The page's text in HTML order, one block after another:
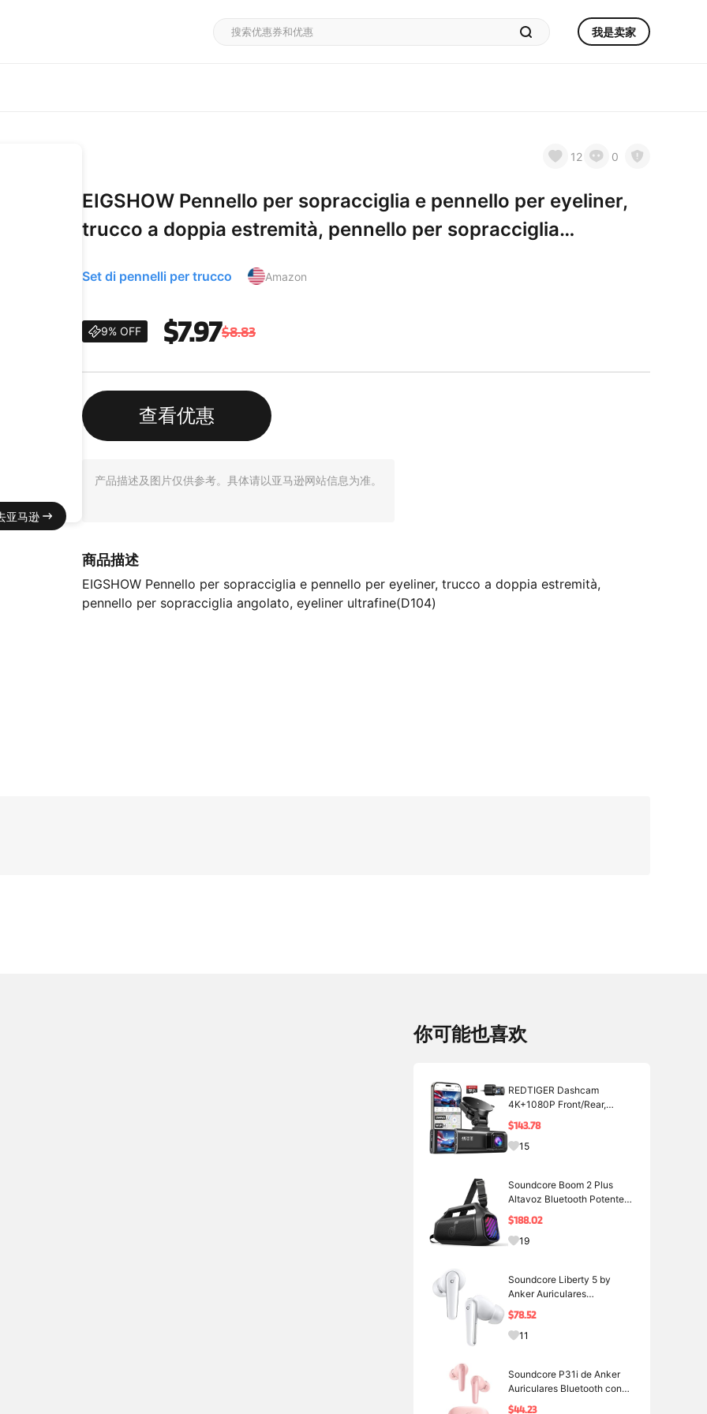
我是卖家
亚马逊
12 0
EIGSHOW Pennello per sopracciglia e pennello per eyeliner,
trucco a doppia estremità, pennello per sopracciglia
Set di pennelli per trucco Amazon
9% OFF $7.97$8.83
查看优惠
产品描述及图片仅供参考。具体请以亚马逊网站信息为准。
商品描述
EIGSHOW Pennello per sopracciglia e pennello per eyeliner, trucco a doppia estremità,
pennello per sopracciglia angolato, eyeliner ultrafine(D104)
你可能也喜欢
REDTIGER Dashcam
4K+1080P Front/Rear,
STARVIS 2, Tarjeta 128GB,
WiFi 5,8GHz | Pantalla IPS
de 3,18 Pulgadas, GPS, WDR
Aparcamiento, Admite hasta
$143.78
15
Soundcore Boom 2 Plus
Altavoz Bluetooth Potente
140 W, IPX7 | 2+2 Canales
Estéreo, BassUp 2.0, Carga
Rápida 30 W, 20 H, Flotante,
$188.02
19
Soundcore Liberty 5 by
Anker Auriculares
Inalámbricos Bluetooth |
Cancelación de Ruido, Voz
2X, ANC en Tiempo Real,
$78.52
11
Soundcore P31i de Anker
Auriculares Bluetooth con
Cancelación de Ruido |
$44.23